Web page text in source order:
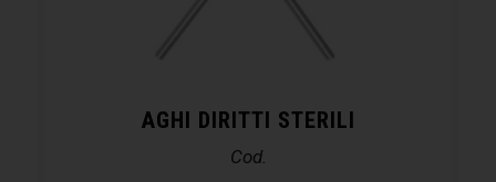
AGHI DIRITTI STERILI
Cod.